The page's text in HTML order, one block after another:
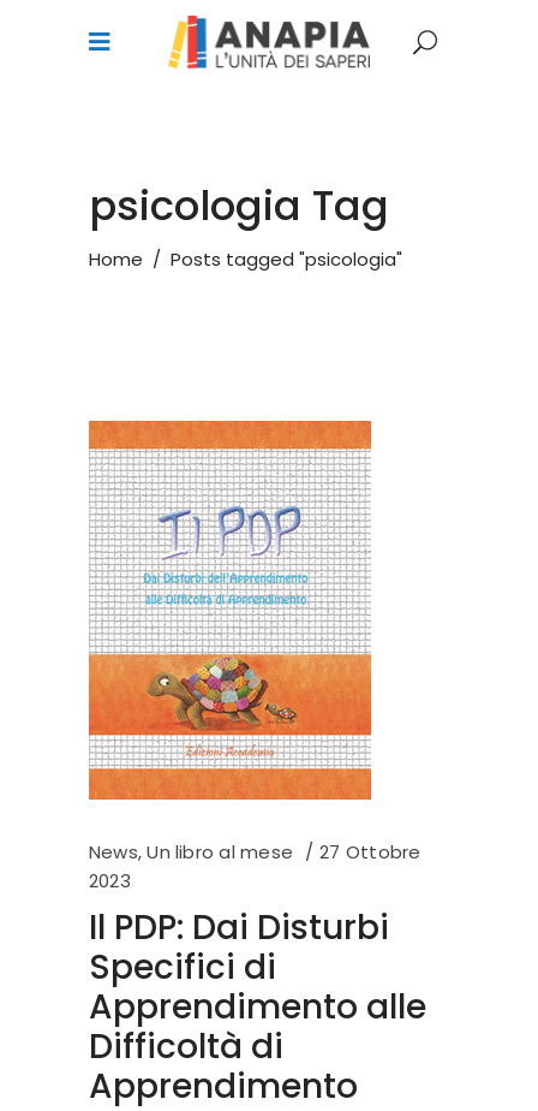
psicologia Tag
Home / Posts tagged "psicologia"
News,Un libro al mese
27 Ottobre
2023
Il PDP: Dai Disturbi
Specifici di
Apprendimento alle
Difficoltà di
Apprendimento